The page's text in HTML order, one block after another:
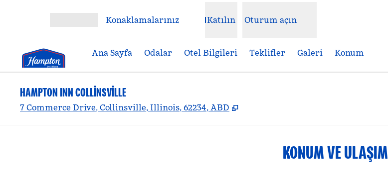
Konaklamalarınız Katılın Oturum açın
Ana Sayfa Odalar Otel Bilgileri Teklifler Galeri Konum
HAMPTON INN COLLINSVILLE
7 Commerce Drive, Collinsville, Illinois, 62234, ABD ,
KONUM VE ULAŞIM